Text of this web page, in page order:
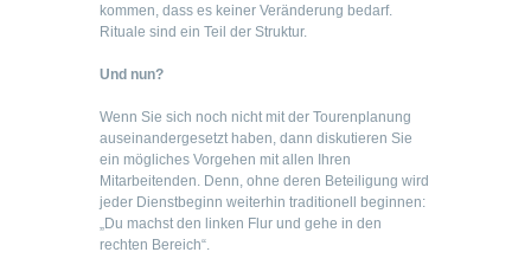
kommen, dass es keiner Veränderung bedarf.
Rituale sind ein Teil der Struktur.
Und nun?
Wenn Sie sich noch nicht mit der Tourenplanung
auseinandergesetzt haben, dann diskutieren Sie
ein mögliches Vorgehen mit allen Ihren
Mitarbeitenden. Denn, ohne deren Beteiligung wird
jeder Dienstbeginn weiterhin traditionell beginnen:
„Du machst den linken Flur und gehe in den
rechten Bereich“.